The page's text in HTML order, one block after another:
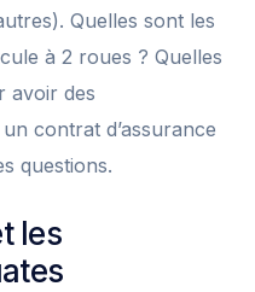
Quelles sont les
à 2 roues ? Quelles
avoir des
contrat d’assurance
questions.
les